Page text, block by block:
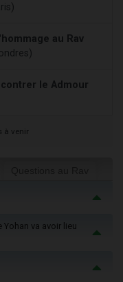
au Rav
le Admour
à venir
Yohan va avoir lieu